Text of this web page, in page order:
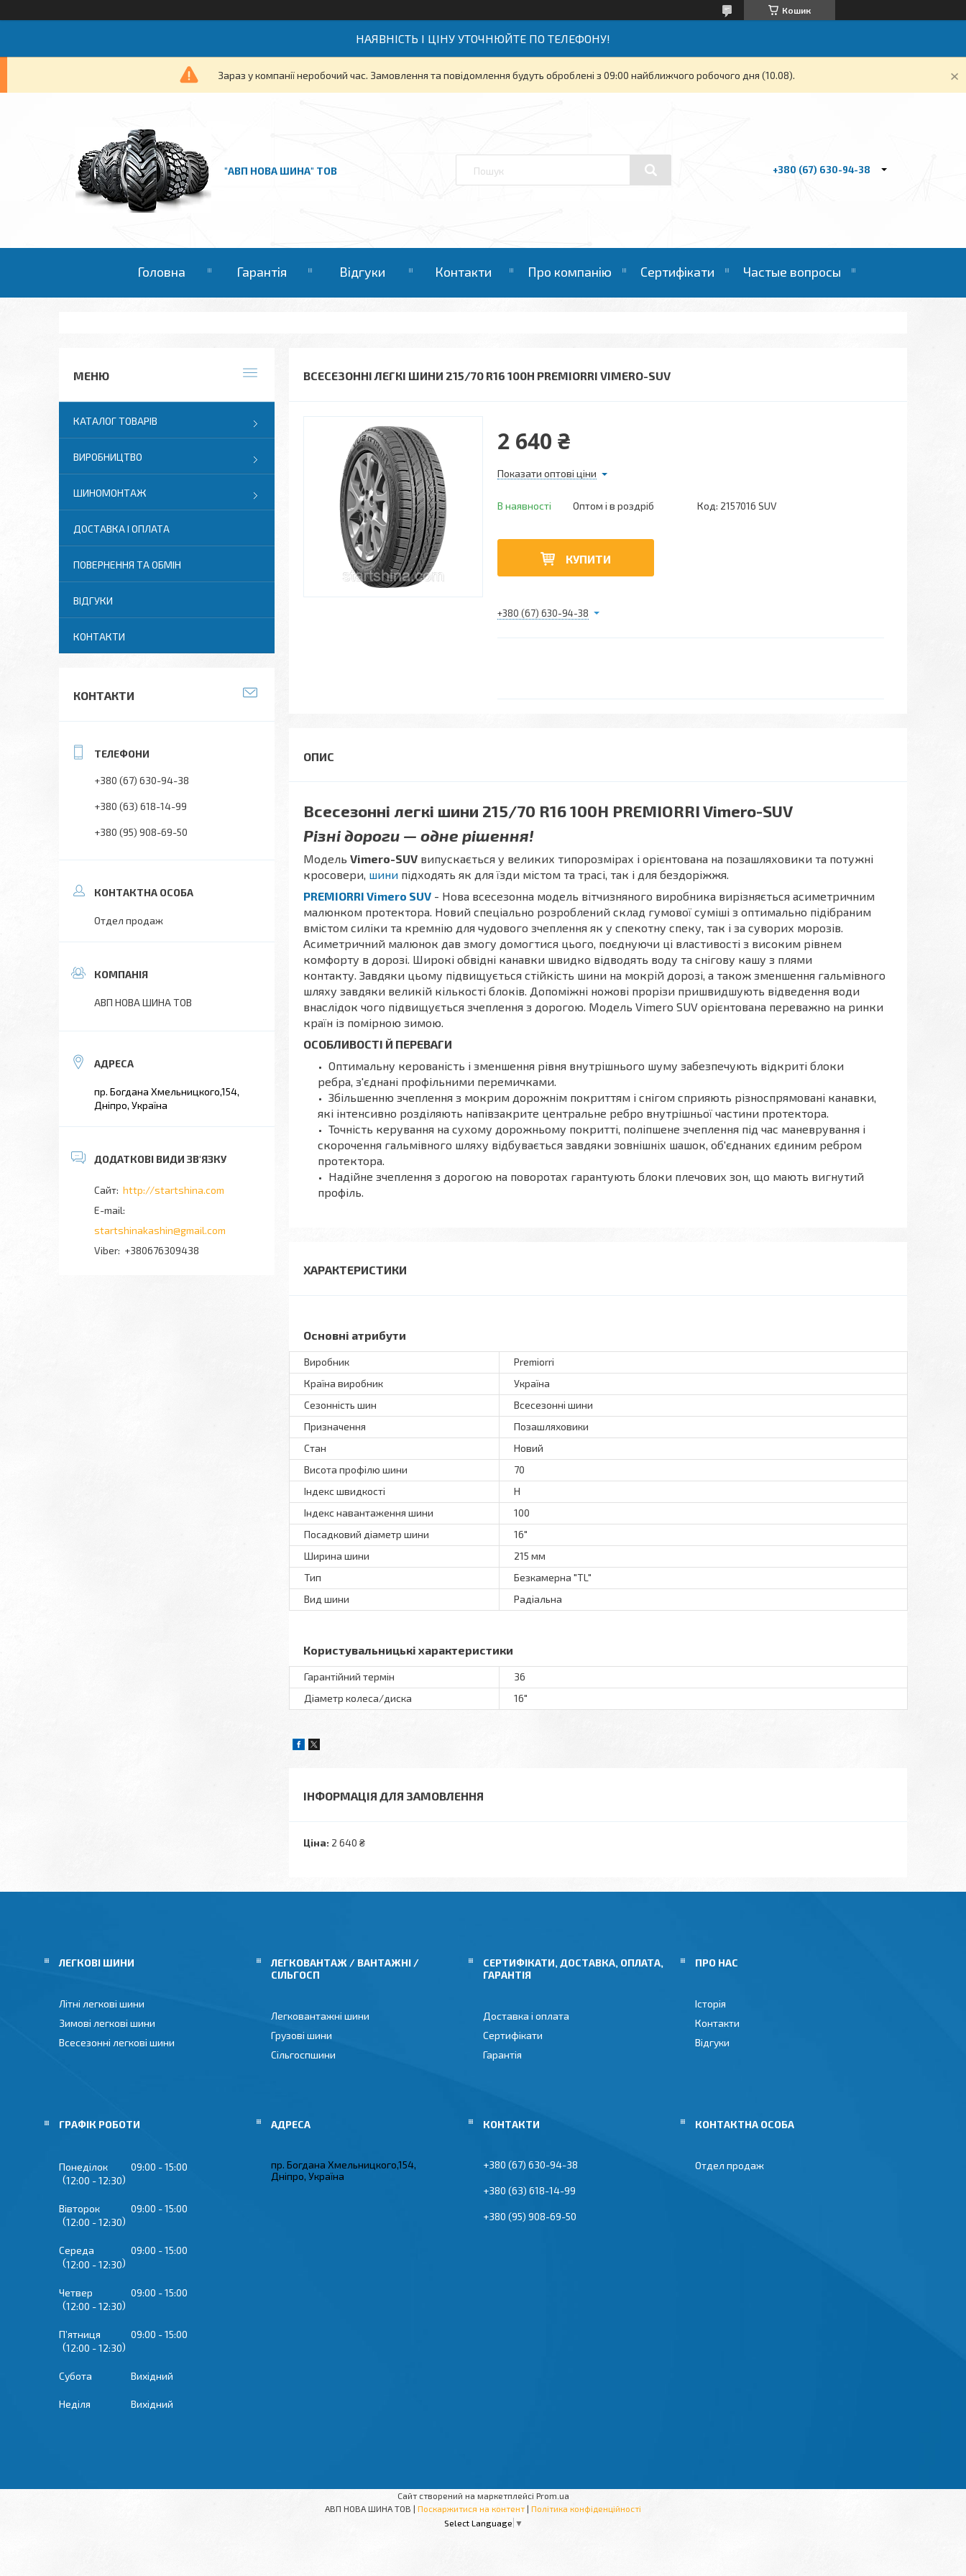
Кошик
НАЯВНІСТЬ І ЦІНУ УТОЧНЮЙТЕ ПО ТЕЛЕФОНУ!
Зараз у компанії неробочий час. Замовлення та повідомлення будуть оброблені з 09:00 найближчого робочого дня (10.08).
"АВП НОВА ШИНА" ТОВ +380 (67) 630-94-38
Головна Гарантія Відгуки Контакти Про компанію Сертифікати Частые вопросы
ВСЕСЕЗОННІ ЛЕГКІ ШИНИ 215/70 R16 100H PREMIORRI VIMERO-SUV
2 640 ₴
Показати оптові ціни
В наявності Оптом і в роздріб Код: 2157016 SUV
КУПИТИ
+380 (67) 630-94-38
Всесезонні легкі шини 215/70 R16 100H PREMIORRI Vimero-SUV
Різні дороги — одне рішення!
Модель Vimero-SUV випускається у великих типорозмірах і орієнтована на позашляховики та потужні
кросовери, шини підходять як для їзди містом та трасі, так і для бездоріжжя.
PREMIORRI Vimero SUV - Нова всесезонна модель вітчизняного виробника вирізняється асиметричним
малюнком протектора. Новий спеціально розроблений склад гумової суміші з оптимально підібраним
вмістом силіки та кремнію для чудового зчеплення як у спекотну спеку, так і за суворих морозів.
Асиметричний малюнок дав змогу домогтися цього, поєднуючи ці властивості з високим рівнем
комфорту в дорозі. Широкі обвідні канавки швидко відводять воду та снігову кашу з плями
контакту. Завдяки цьому підвищується стійкість шини на мокрій дорозі, а також зменшення гальмівного
шляху завдяки великій кількості блоків. Допоміжні ножові прорізи пришвидшують відведення води
внаслідок чого підвищується зчеплення з дорогою. Модель Vimero SUV орієнтована переважно на ринки
країн із помірною зимою.
ОСОБЛИВОСТІ Й ПЕРЕВАГИ
Оптимальну керованість і зменшення рівня внутрішнього шуму забезпечують відкриті блоки
ребра, з'єднані профільними перемичками.
Збільшенню зчеплення з мокрим дорожнім покриттям і снігом сприяють різноспрямовані канавки,
які інтенсивно розділяють напівзакрите центральне ребро внутрішньої частини протектора.
Точність керування на сухому дорожньому покритті, поліпшене зчеплення під час маневрування і
скорочення гальмівного шляху відбувається завдяки зовнішніх шашок, об'єднаних єдиним ребром
протектора.
Надійне зчеплення з дорогою на поворотах гарантують блоки плечових зон, що мають вигнутий
профіль.
ХАРАКТЕРИСТИКИ
Основні атрибути
Виробник
Premiorri
Країна виробник
Україна
Сезонність шин
Всесезонні шини
Призначення
Позашляховики
Стан
Новий
Висота профілю шини
70
Індекс швидкості
H
Індекс навантаження шини
100
Посадковий діаметр шини
16"
Ширина шини
215 мм
Тип
Безкамерна "TL"
Вид шини
Радіальна
Користувальницькі характеристики
Гарантійний термін
36
Діаметр колеса/диска
16"
ІНФОРМАЦІЯ ДЛЯ ЗАМОВЛЕННЯ
Ціна: 2 640 ₴
КАТАЛОГ ТОВАРІВ
ВИРОБНИЦТВО
ШИНОМОНТАЖ
ДОСТАВКА І ОПЛАТА
ПОВЕРНЕННЯ ТА ОБМІН
ВІДГУКИ
КОНТАКТИ
КОНТАКТИ
+380 (67) 630-94-38
+380 (63) 618-14-99
+380 (95) 908-69-50
Отдел продаж
АВП НОВА ШИНА ТОВ
пр. Богдана Хмельницкого,154,
Дніпро, Україна
http://startshina.com
startshinakashin@gmail.com
+380676309438
ЛЕГКОВІ ШИНИ
Літні легкові шини
Зимові легкові шини
Всесезонні легкові шини
ЛЕГКОВАНТАЖ / ВАНТАЖНІ /
СІЛЬГОСП
Легковантажні шини
Грузові шини
Сільгоспшини
СЕРТИФІКАТИ, ДОСТАВКА, ОПЛАТА,
ГАРАНТІЯ
Доставка і оплата
Сертифікати
Гарантія
ПРО НАС
Історія
Контакти
Відгуки
ГРАФІК РОБОТИ
Понеділок 09:00
15:00
12:00
12:30
Вівторок 09:00
15:00
12:00
12:30
Середа 09:00
15:00
12:00
12:30
Четвер 09:00
15:00
12:00
12:30
Пʼятниця 09:00
15:00
12:00
12:30
Субота Вихідний
Неділя Вихідний
пр. Богдана Хмельницкого,154,
Дніпро, Україна
+380 (67) 630-94-38
+380 (63) 618-14-99
+380 (95) 908-69-50
Отдел продаж
Сайт створений на маркетплейсі Prom.ua
АВП НОВА ШИНА ТОВ | Поскаржитися на контент | Політика конфіденційності
Select Language ▼